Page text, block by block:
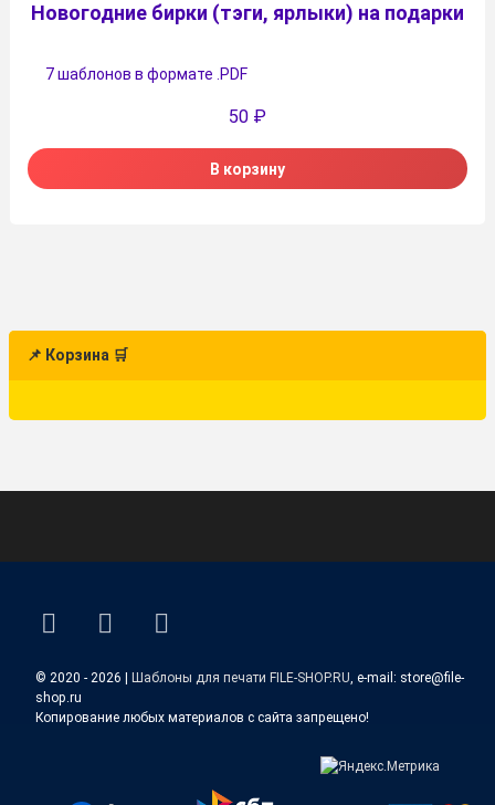
Новогодние бирки (тэги, ярлыки) на подарки
7 шаблонов в формате .PDF
50 ₽
В корзину
📌 Корзина 🛒
ВКонтакте
YouTube
E-mail
© 2020 - 2026 | Шаблоны для печати FILE-SHOP.RU, e-mail: store@file-
shop.ru
Копирование любых материалов с сайта запрещено!